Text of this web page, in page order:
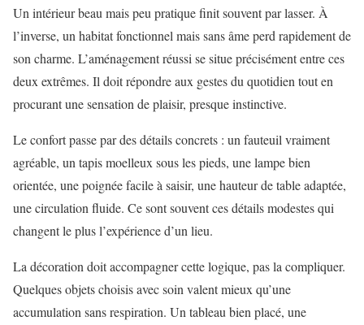
Un intérieur beau mais peu pratique finit souvent par lasser. À
l’inverse, un habitat fonctionnel mais sans âme perd rapidement de
son charme. L’aménagement réussi se situe précisément entre ces
deux extrêmes. Il doit répondre aux gestes du quotidien tout en
procurant une sensation de plaisir, presque instinctive.
Le confort passe par des détails concrets : un fauteuil vraiment
agréable, un tapis moelleux sous les pieds, une lampe bien
orientée, une poignée facile à saisir, une hauteur de table adaptée,
une circulation fluide. Ce sont souvent ces détails modestes qui
changent le plus l’expérience d’un lieu.
La décoration doit accompagner cette logique, pas la compliquer.
Quelques objets choisis avec soin valent mieux qu’une
accumulation sans respiration. Un tableau bien placé, une